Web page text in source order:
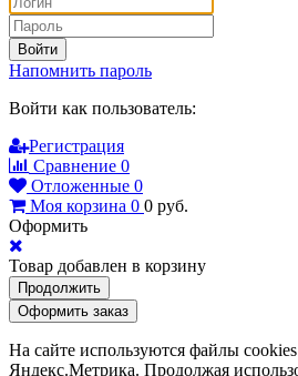
Войти
Напомнить пароль
Войти как пользователь:
Регистрация
Сравнение 0
Отложенные 0
Моя корзина 0 0 руб.
Оформить
Товар добавлен в корзину
Продолжить
Оформить заказ
На сайте используются файлы
Яндекс.Метрика. Продолжая